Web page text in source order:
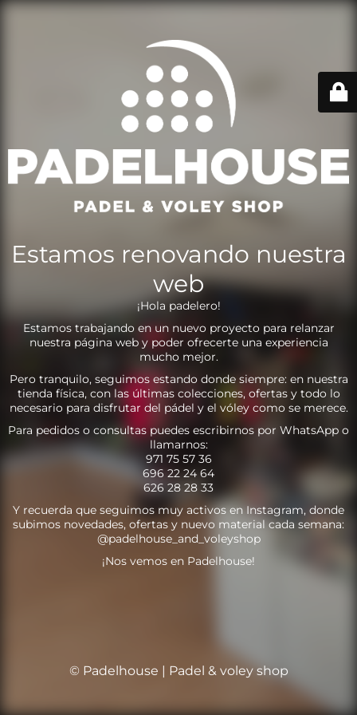
Estamos renovando nuestra
web
¡Hola padelero!
Estamos trabajando en un nuevo proyecto para relanzar
nuestra página web y poder ofrecerte una experiencia
mucho mejor.
Pero tranquilo, seguimos estando donde siempre: en nuestra
tienda física, con las últimas colecciones, ofertas y todo lo
necesario para disfrutar del pádel y el vóley como se merece.
Para pedidos o consultas puedes escribirnos por WhatsApp o
llamarnos:
971 75 57 36
696 22 24 64
626 28 28 33
Y recuerda que seguimos muy activos en Instagram, donde
subimos novedades, ofertas y nuevo material cada semana:
@padelhouse_and_voleyshop
¡Nos vemos en Padelhouse!
© Padelhouse | Padel & voley shop